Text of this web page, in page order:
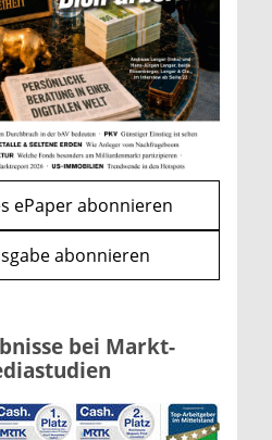
ARTIKEL
zurückweiter
Wartemodus: Fed
Act geben die
ePaper abonnieren
abonnieren
bei Markt-